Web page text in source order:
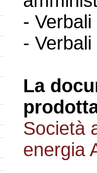
-
-
La
Società
energia